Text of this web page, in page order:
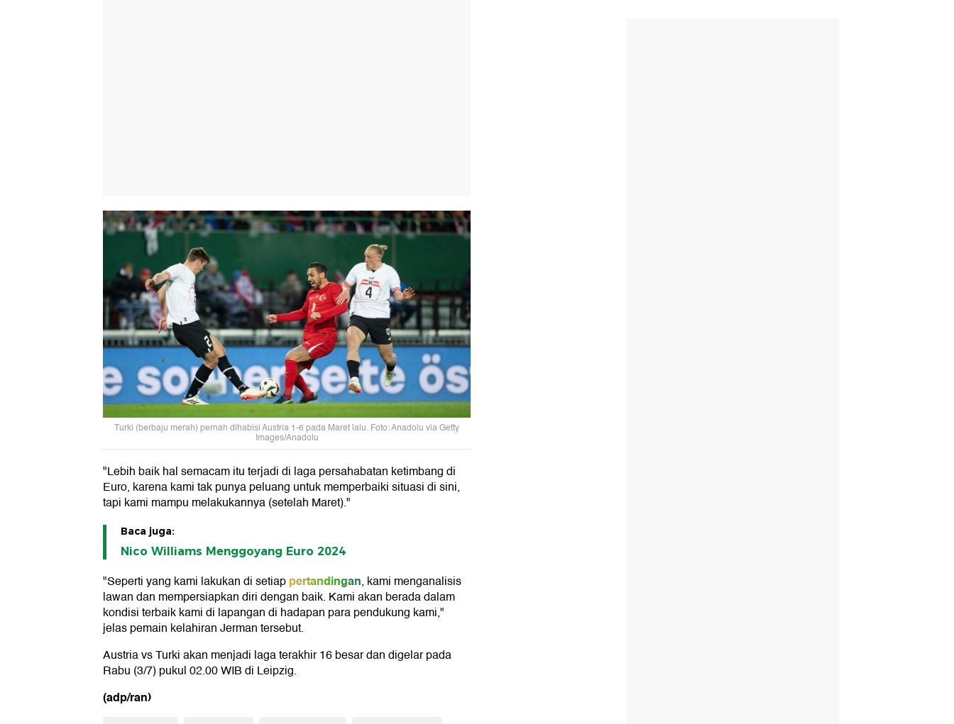
Turki (berbaju merah) pernah dihabisi Austria 1-6 pada Maret lalu. Foto: Anadolu via Getty
Images/Anadolu
"Lebih baik hal semacam itu terjadi di laga persahabatan ketimbang di
Euro, karena kami tak punya peluang untuk memperbaiki situasi di sini,
tapi kami mampu melakukannya (setelah Maret)."
Baca juga:
Nico Williams Menggoyang Euro 2024
"Seperti yang kami lakukan di setiappertandingan, kami menganalisis
lawan dan mempersiapkan diri dengan baik. Kami akan berada dalam
kondisi terbaik kami di lapangan di hadapan para pendukung kami,"
jelas pemain kelahiran Jerman tersebut.
Austria vs Turki akan menjadi laga terakhir 16 besar dan digelar pada
Rabu (3/7) pukul 02.00 WIB di Leipzig.
(adp/ran)